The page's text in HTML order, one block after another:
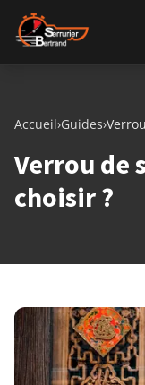
Aller au contenu
Accueil›Guides›
Verrou de
choisir ?